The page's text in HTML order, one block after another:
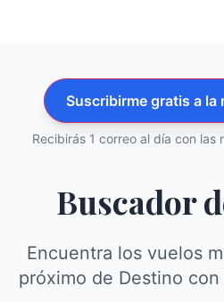
Suscribirme gratis a la
Recibirás 1 correo al día con las
Buscador
Encuentra los vuelos
próximo de Destino